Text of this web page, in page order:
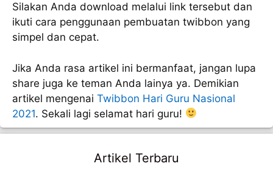
Silakan Anda download melalui link tersebut dan
ikuti cara penggunaan pembuatan twibbon yang
simpel dan cepat.
Jika Anda rasa artikel ini bermanfaat, jangan lupa
share juga ke teman Anda lainya ya. Demikian
artikel mengenai Twibbon Hari Guru Nasional
2021. Sekali lagi selamat hari guru!
Artikel Terbaru